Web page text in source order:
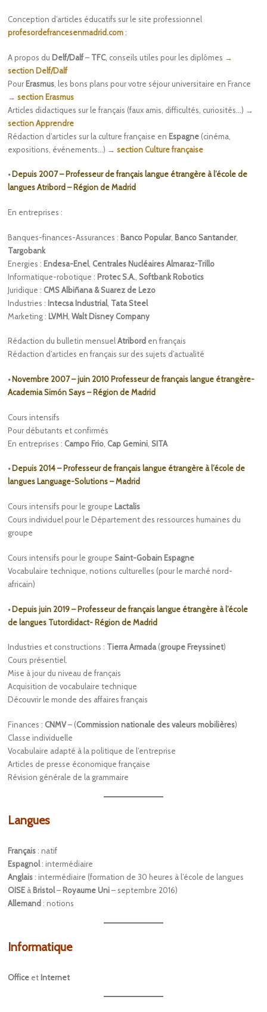
Conception d’articles éducatifs sur le site professionnel
profesordefrancesenmadrid.com:
A propos du Delf/Dalf– TFC, conseils utiles pour les diplômes →
section Delf/Dalf
Pour Erasmus , les bons plans pour votre séjour universitaire en France
→ section Erasmus
Articles didactiques sur le français (faux amis, difficultés, curiosités…) →
section Apprendre
Rédaction d’articles sur la culture française en Espagne (cinéma,
expositions, événements…) → section Culture française
•Depuis 2007 – Professeur de français langue étrangère à l’école de
langues Atribord – Région de Madrid
En entreprises :
Banques-finances-Assurances : Banco Popular, Banco Santander,
Targobank
Energies : Endesa-Enel, Centrales Nucléaires Almaraz-Trillo
Informatique-robotique : Protec S.A. Softbank Robotics
Juridique : CMS Albiñana & Suarez de Lezo
Industries : Intecsa Industrial, Tata Steel
Marketing : LVMH ,Walt Disney Company
Rédaction du bulletin mensuelAtribord en français
Rédaction d’articles en français sur des sujets d’actualité
•Novembre 2007 – juin 2010 Professeur de français langue étrangère-
Academia Simón Says – Région de Madrid
Cours intensifs
Pour débutants et confirmés
En entreprises : Campo Frio Cap Gemini SITA
•Depuis 2014 – Professeur de français langue étrangère à l’école de
langues Language-Solutions – Madrid
Cours intensifs pour le groupe Lactalis
Cours individuel pour le Département des ressources humaines du
groupe
Cours intensifs pour le groupe Saint-Gobain Espagne
Vocabulaire technique, notions culturelles (pour le marché nord-
africain)
•Depuis juin 2019 – Professeur de français langue étrangère à l’école
de langues Tutordidact- Région de Madrid
Industries et constructions : Tierra Armada(groupe Freyssinet)
Cours présentiel.
Mise à jour du niveau de français
Acquisition de vocabulaire technique
Découvrir le monde des affaires français
Finances : CNMV– (Commission nationale des valeurs mobilières)
Classe individuelle
Vocabulaire adapté à la politique de l’entreprise
Articles de presse économique française
Révision générale de la grammaire
Langues
Français: natif
Espagnol: intermédiaire
Anglais: intermédiaire (formation de 30 heures à l’école de langues
OISE à Bristol– Royaume Uni– septembre 2016)
Allemand : notions
Informatique
Office et Internet